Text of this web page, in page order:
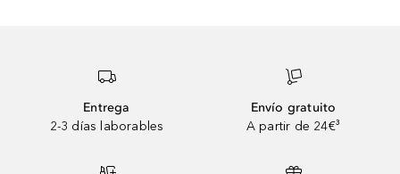
Entrega
2-3 días laborables
Envío gratuito
A partir de 24€³